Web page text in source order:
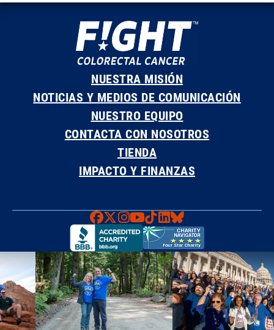
NUESTRA MISIÓN
NOTICIAS Y MEDIOS DE COMUNICACIÓN
NUESTRO EQUIPO
CONTACTA CON NOSOTROS
TIENDA
IMPACTO Y FINANZAS
Faceboook
X Instagram
YouTube
TikTok
LinkedIn
Bluesky